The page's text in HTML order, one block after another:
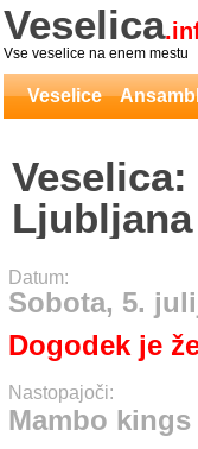
Veselica
Vse veselice na enem mestu
Veselice
Datum:
Sobota, 5.
Dogodek je
Nastopajoči:
Mambo kings